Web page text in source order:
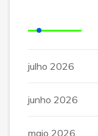
julho 2026
junho 2026
maio 2026